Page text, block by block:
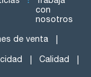
con
nosotros
de venta
Calidad